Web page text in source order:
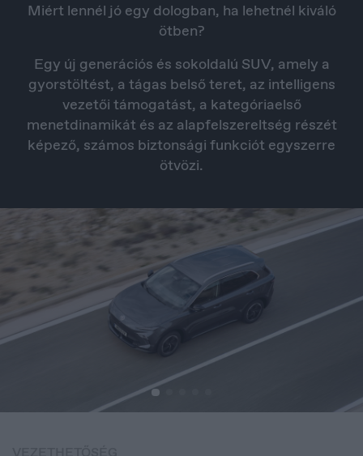
Croatia
Miért lennél jó egy dologban, ha lehetnél kiváló
ötben?
Egy új generációs és sokoldalú SUV, amely a
gyorstöltést, a tágas belső teret, az intelligens
vezetői támogatást, a kategóriaelső
menetdinamikát és az alapfelszereltség részét
képező, számos biztonsági funkciót egyszerre
ötvözi.